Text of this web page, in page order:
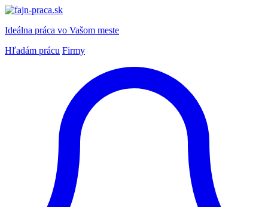
Ideálna práca vo Vašom meste
Hľadám prácu Firmy